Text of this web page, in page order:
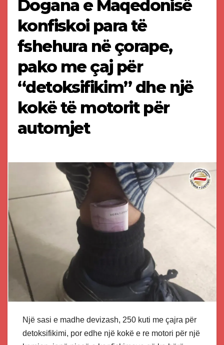
Dogana e Maqedonisë
konfiskoi para të
fshehura në çorape,
pako me çaj për
“detoksifikim” dhe një
kokë të motorit për
automjet
Një sasi e madhe devizash, 250 kuti me çajra për
detoksifikimi, por edhe një kokë e re motori për një